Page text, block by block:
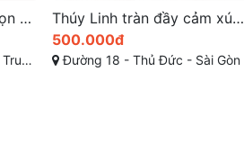
Thúy Linh tràn đầy cảm xúc khi làm tình
Diễm Lan xinh xắn body chuẩn chỉnh
400.000đ
Phạm Văn Chèo, Củ Chi, Thành phố Hồ Chí Minh